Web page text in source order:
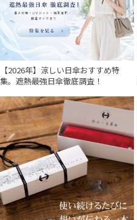
【2026年】涼しい日傘おすすめ特
集。遮熱最強日傘徹底調査！